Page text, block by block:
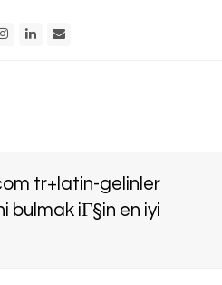
Instagram
LinkedIn
tr+latin-gelinler
bulmak iГ§in en iyi